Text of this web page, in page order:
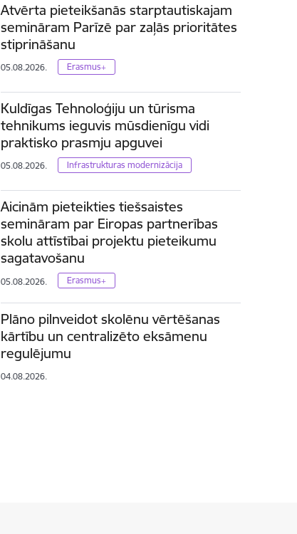
Atvērta pieteikšanās starptautiskajam
semināram Parīzē par zaļās prioritātes
stiprināšanu
05.08.2026. Erasmus+
Kuldīgas Tehnoloģiju un tūrisma
tehnikums ieguvis mūsdienīgu vidi
praktisko prasmju apguvei
05.08.2026. Infrastrukturas modernizācija
Aicinām pieteikties tiešsaistes
semināram par Eiropas partnerības
skolu attīstībai projektu pieteikumu
sagatavošanu
05.08.2026. Erasmus+
Plāno pilnveidot skolēnu vērtēšanas
kārtību un centralizēto eksāmenu
regulējumu
04.08.2026.